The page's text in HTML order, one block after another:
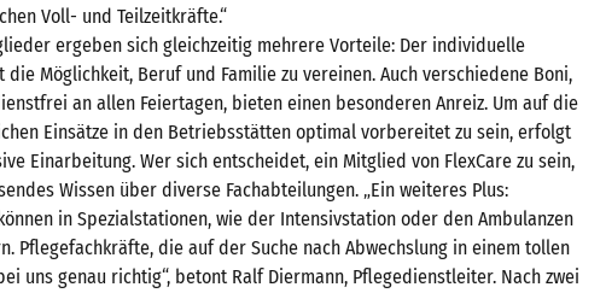
Voll- und Teilzeitkräfte.“
ergeben sich gleichzeitig mehrere Vorteile: Der individuelle
Möglichkeit, Beruf und Familie zu vereinen. Auch verschiedene Boni,
an allen Feiertagen, bieten einen besonderen Anreiz. Um auf die
Einsätze in den Betriebsstätten optimal vorbereitet zu sein, erfolgt
Einarbeitung. Wer sich entscheidet, ein Mitglied von FlexCare zu sein,
Wissen über diverse Fachabteilungen. „Ein weiteres Plus:
in Spezialstationen, wie der Intensivstation oder den Ambulanzen
Pflegefachkräfte, die auf der Suche nach Abwechslung in einem tollen
uns genau richtig“, betont Ralf Diermann, Pflegedienstleiter. Nach zwei